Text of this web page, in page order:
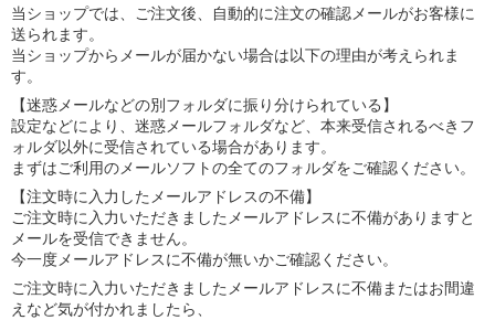
当ショップでは、ご注文後、自動的に注文の確認メールがお客様に
送られます。
当ショップからメールが届かない場合は以下の理由が考えられま
す。
【迷惑メールなどの別フォルダに振り分けられている】
設定などにより、迷惑メールフォルダなど、本来受信されるべきフ
ォルダ以外に受信されている場合があります。
まずはご利用のメールソフトの全てのフォルダをご確認ください。
【注文時に入力したメールアドレスの不備】
ご注文時に入力いただきましたメールアドレスに不備がありますと
メールを受信できません。
今一度メールアドレスに不備が無いかご確認ください。
ご注文時に入力いただきましたメールアドレスに不備またはお間違
えなど気が付かれましたら、